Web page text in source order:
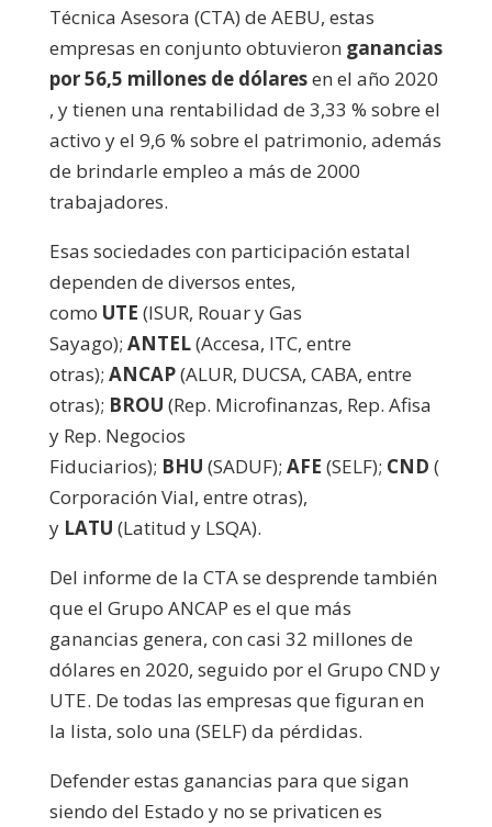
Técnica Asesora (CTA) de AEBU, estas
empresas en conjunto obtuvieron ganancias
por 56,5 millones de dólaresen el año 2020
, y tienen una rentabilidad de 3,33 % sobre el
activo y el 9,6 % sobre el patrimonio, además
de brindarle empleo a más de 2000
trabajadores.
Esas sociedades con participación estatal
dependen de diversos entes,
como UTE (ISUR, Rouar y Gas
Sayago); ANTEL(Accesa, ITC, entre
otras); ANCAP(ALUR, DUCSA, CABA, entre
otras); BROU (Rep. Microfinanzas, Rep. Afisa
y Rep. Negocios
Fiduciarios); BHU (SADUF); AFE (SELF); CND (
Corporación Vial, entre otras),
y LATU (Latitud y LSQA).
Del informe de la CTA se desprende también
que el Grupo ANCAP es el que más
ganancias genera, con casi 32 millones de
dólares en 2020, seguido por el Grupo CND y
UTE. De todas las empresas que figuran en
la lista, solo una (SELF) da pérdidas.
Defender estas ganancias para que sigan
siendo del Estado y no se privaticen es